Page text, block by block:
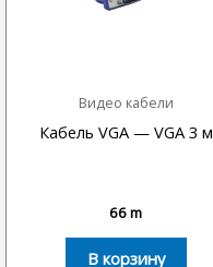
Видео кабели
Кабель VGA — VGA 3 м
66m
В корзину